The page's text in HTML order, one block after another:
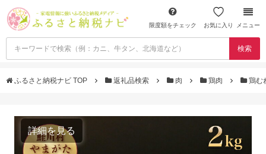
限度額をチェック お気に入り メニュー
検索
ふるさと納税ナビ TOP 返礼品検索 肉 鶏肉 鶏む
詳細を見る